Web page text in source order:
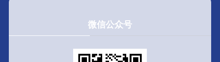
微信公众号